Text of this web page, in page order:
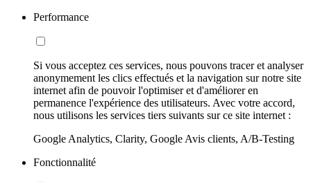
Performance
Si vous acceptez ces services, nous pouvons tracer et analyser
anonymement les clics effectués et la navigation sur notre site
internet afin de pouvoir l'optimiser et d'améliorer en
permanence l'expérience des utilisateurs. Avec votre accord,
nous utilisons les services tiers suivants sur ce site internet :
Google Analytics, Clarity, Google Avis clients, A/B-Testing
Fonctionnalité